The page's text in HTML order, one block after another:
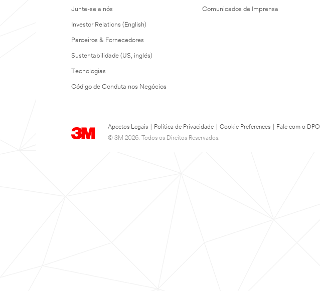
Junte-se a nós
Investor Relations (English)
Parceiros & Fornecedores
Sustentabilidade (US, inglés)
Tecnologias
Código de Conduta nos Negócios
Comunicados de Imprensa
Apectos Legais Política de Privacidade Cookie Preferences
Fale com o DPO
© 3M 2026. Todos os Direitos Reservados.